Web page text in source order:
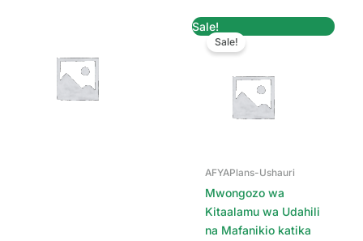
Sale!
Sale!
AFYAPlans-Ushauri
Mwongozo wa
Kitaalamu wa Udahili
na Mafanikio katika
Original
price
was:
price